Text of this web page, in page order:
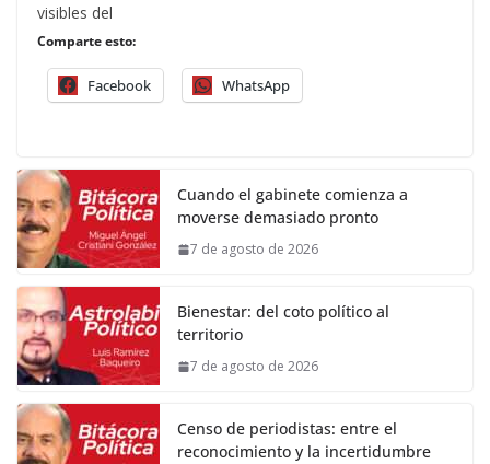
visibles del
Comparte esto:
Facebook WhatsApp
Cuando el gabinete comienza a
moverse demasiado pronto
7 de agosto de 2026
Bienestar: del coto político al
territorio
7 de agosto de 2026
Censo de periodistas: entre el
reconocimiento y la incertidumbre